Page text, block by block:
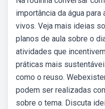
importância da água
vivos. Veja mais ideias
planos de aula sobre o
atividades que
práticas mais
como o reuso.
podem ser realizadas
sobre o tema. Discuta